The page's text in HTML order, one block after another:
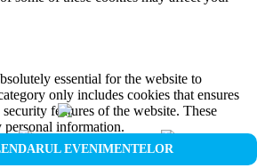
EVENIMENTELOR
essential for the website to
only includes cookies that ensures
features of the website. These
personal information.